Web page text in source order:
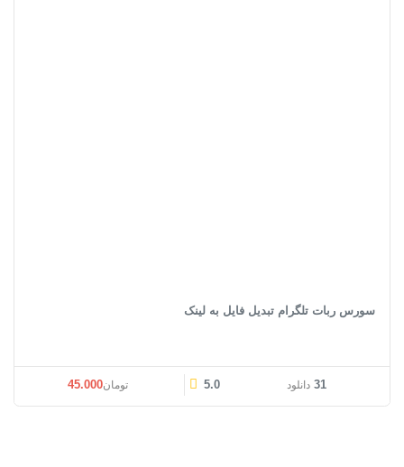
سورس ربات تلگرام تبدیل فایل به لینک
31 دانلود 5.0 تومان45.000